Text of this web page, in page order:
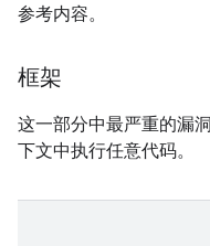
参考内容。
框架
这一部分中最严重的漏
下文中执行任意代码。